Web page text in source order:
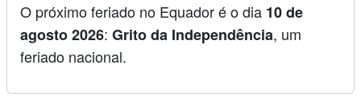
O próximo feriado no Equador é o dia 10 de
agosto 2026: Grito da Independência, um
feriado nacional.